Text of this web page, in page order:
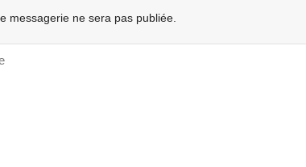
messagerie ne sera pas publiée.